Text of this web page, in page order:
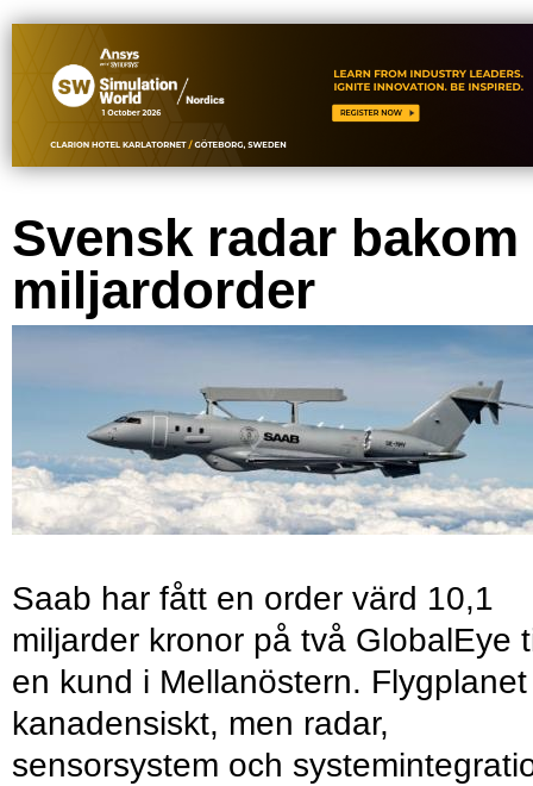
Svensk radar bakom
miljardorder
Saab har fått en order värd 10,1
miljarder kronor på två GlobalEye
en kund i Mellanöstern.
kanadensiskt, men radar,
sensorsystem och